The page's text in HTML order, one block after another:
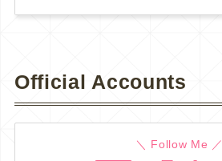
Official Accounts
＼ Follow Me ／